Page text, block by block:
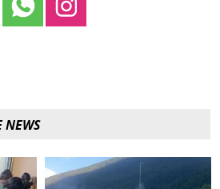
NEWS